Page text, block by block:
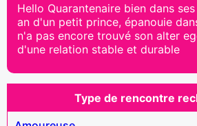
Hello Quarantenaire bien dans
an d'un petit prince, épanouie
n'a pas encore trouvé son alter
d'une relation stable et durable
Type de rencontre